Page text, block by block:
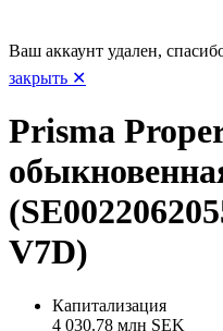
Ваш аккаунт удален,
закрыть ✕
Prisma
V7D)
Капитализация
4 030.78 млн SEK